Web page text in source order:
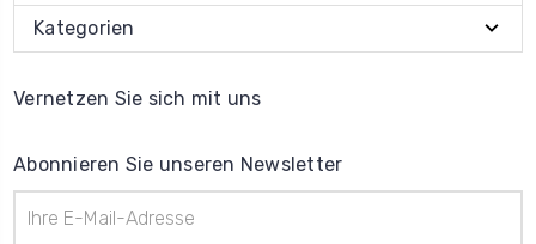
Kategorien
Vernetzen Sie sich mit uns
Abonnieren Sie unseren Newsletter
Mail-